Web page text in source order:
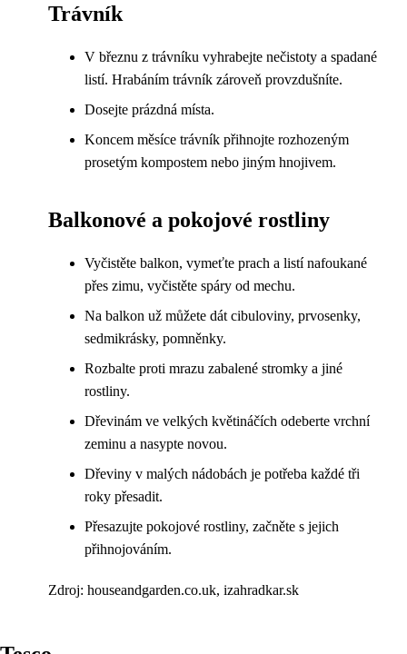
Trávník
V březnu z trávníku vyhrabejte nečistoty a spadané
listí. Hrabáním trávník zároveň provzdušníte.
Dosejte prázdná místa.
Koncem měsíce trávník přihnojte rozhozeným
prosetým kompostem nebo jiným hnojivem.
Balkonové a pokojové rostliny
Vyčistěte balkon, vymeťte prach a listí nafoukané
přes zimu, vyčistěte spáry od mechu.
Na balkon už můžete dát cibuloviny, prvosenky,
sedmikrásky, pomněnky.
Rozbalte proti mrazu zabalené stromky a jiné
rostliny.
Dřevinám ve velkých květináčích odeberte vrchní
zeminu a nasypte novou.
Dřeviny v malých nádobách je potřeba každé tři
roky přesadit.
Přesazujte pokojové rostliny, začněte s jejich
přihnojováním.
Zdroj: houseandgarden.co.uk, izahradkar.sk